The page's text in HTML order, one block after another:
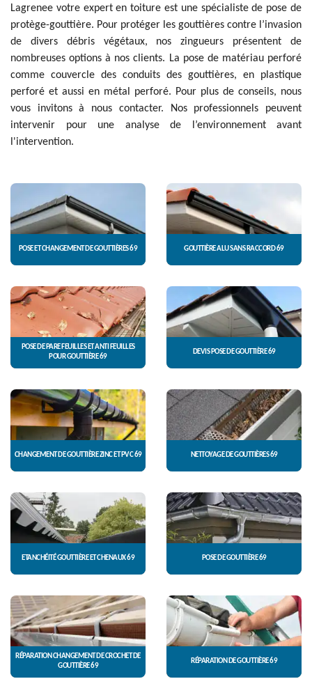
Lagrenee votre expert en toiture est une spécialiste de pose de
protège-gouttière. Pour protéger les gouttières contre l’invasion
de divers débris végétaux, nos zingueurs présentent de
nombreuses options à nos clients. La pose de matériau perforé
comme couvercle des conduits des gouttières, en plastique
perforé et aussi en métal perforé. Pour plus de conseils, nous
vous invitons à nous contacter. Nos professionnels peuvent
intervenir pour une analyse de l’environnement avant
l'intervention.
POSE ET CHANGEMENT DE GOUTTIÈRES 69 GOUTTIÈRE ALU SANS RACCORD 69
POSE DE PARE FEUILLES ET ANTI FEUILLES
POUR GOUTTIÈRE 69
DEVIS POSE DE GOUTTIÈRE 69
CHANGEMENT DE GOUTTIÈRE ZINC ET PVC 69 NETTOYAGE DE GOUTTIÈRES 69
ETANCHÉITÉ GOUTTIÈRE ET CHENAUX 69 POSE DE GOUTTIÈRE 69
RÉPARATION CHANGEMENT DE CROCHET DE
GOUTTIÈRE 69
RÉPARATION DE GOUTTIÈRE 69